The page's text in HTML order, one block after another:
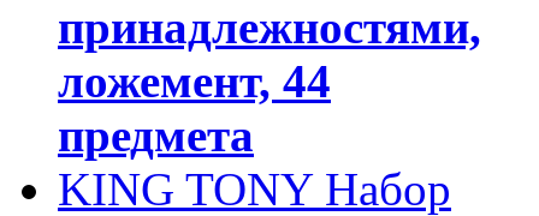
принадлежностями,
ложемент, 44
предмета
KING TONY Набор